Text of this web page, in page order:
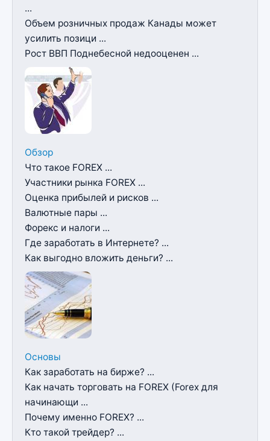
...
Объем розничных продаж Канады может
усилить позици ...
Рост ВВП Поднебесной недооценен ...
Обзор
Что такое FOREX ...
Участники рынка FOREX ...
Оценка прибылей и рисков ...
Валютные пары ...
Форекс и налоги ...
Где заработать в Интернете? ...
Как выгодно вложить деньги? ...
Основы
Как заработать на бирже? ...
Как начать торговать на FOREX (Forex для
начинающи ...
Почему именно FOREX? ...
Кто такой трейдер? ...